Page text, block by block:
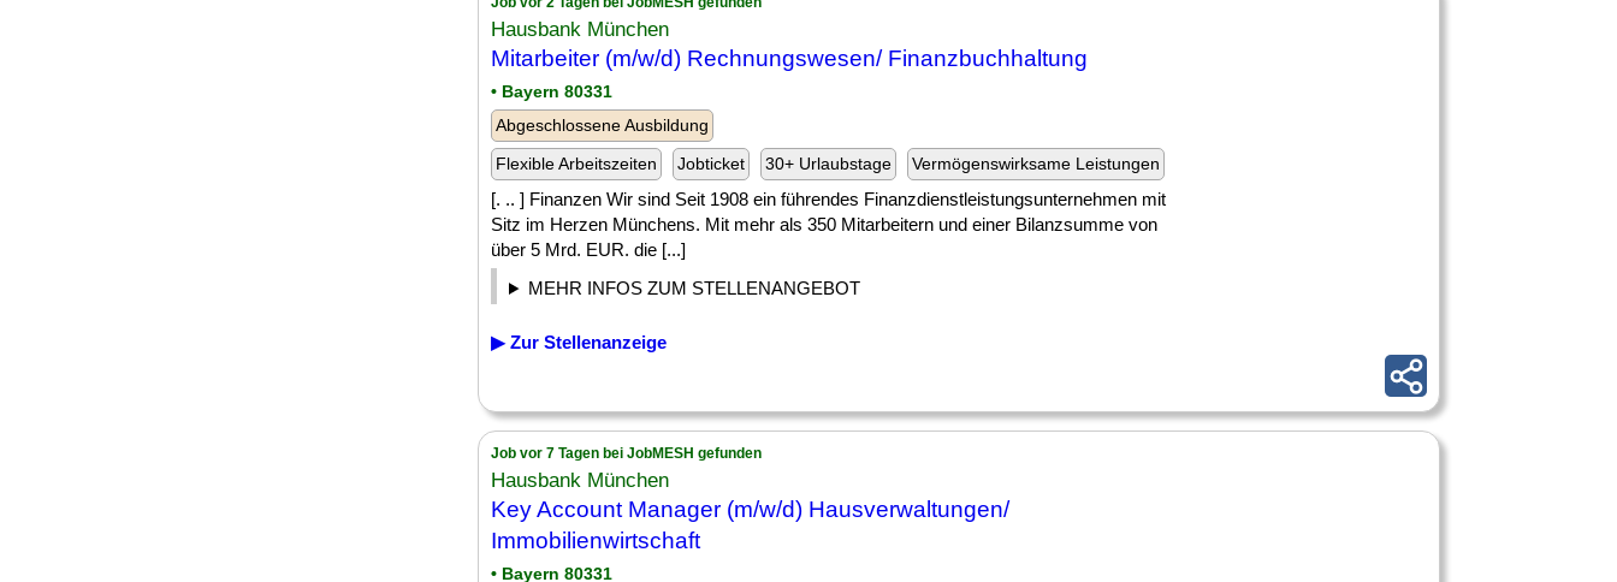
Hausbank München
Mitarbeiter (m/w/d) Rechnungswesen/ Finanzbuchhaltung
• Bayern 80331
Abgeschlossene Ausbildung
Flexible Arbeitszeiten
Jobticket 30+ Urlaubstage Vermögenswirksame Leistungen
[. .. ] Finanzen Wir sind Seit 1908 ein führendes Finanzdienstleistungsunternehmen mit
Sitz im Herzen Münchens. Mit mehr als 350 Mitarbeitern und einer Bilanzsumme von
über 5 Mrd. EUR. die [...]
MEHR INFOS ZUM STELLENANGEBOT
▶ Zur Stellenanzeige
Job vor 7 Tagen bei JobMESH gefunden
Hausbank München
Key Account Manager (m/w/d) Hausverwaltungen/
Immobilienwirtschaft
• Bayern 80331